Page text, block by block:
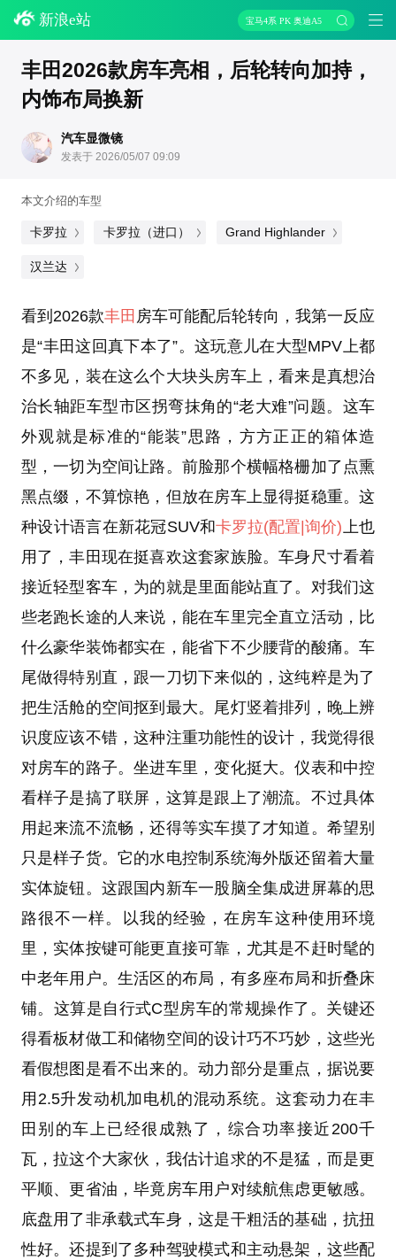
新浪e站 宝马4系 PK 奥迪A5
丰田2026款房车亮相，后轮转向加持，
内饰布局换新
汽车显微镜
发表于 2026/05/07 09:09
本文介绍的车型
卡罗拉 卡罗拉（进口） Grand Highlander
汉兰达
看到2026款丰田 房车可能配后轮转向，我第一反应
是“丰田这回真下本了”。这玩意儿在大型MPV上都
不多见，装在这么个大块头房车上，看来是真想治
治长轴距车型市区拐弯抹角的“老大难”问题。这车
外观就是标准的“能装”思路，方方正正的箱体造
型，一切为空间让路。前脸那个横幅格栅加了点熏
黑点缀，不算惊艳，但放在房车上显得挺稳重。这
种设计语言在新花冠SUV和卡罗拉(配置 |询价)上也
用了，丰田现在挺喜欢这套家族脸。车身尺寸看着
接近轻型客车，为的就是里面能站直了。对我们这
些老跑长途的人来说，能在车里完全直立活动，比
什么豪华装饰都实在，能省下不少腰背的酸痛。车
尾做得特别直，跟一刀切下来似的，这纯粹是为了
把生活舱的空间抠到最大。尾灯竖着排列，晚上辨
识度应该不错，这种注重功能性的设计，我觉得很
对房车的路子。坐进车里，变化挺大。仪表和中控
看样子是搞了联屏，这算是跟上了潮流。不过具体
用起来流不流畅，还得等实车摸了才知道。希望别
只是样子货。它的水电控制系统海外版还留着大量
实体旋钮。这跟国内新车一股脑全集成进屏幕的思
路很不一样。以我的经验，在房车这种使用环境
里，实体按键可能更直接可靠，尤其是不赶时髦的
中老年用户。生活区的布局，有多座布局和折叠床
铺。这算是自行式C型房车的常规操作了。关键还
得看板材做工和储物空间的设计巧不巧妙，这些光
看假想图是看不出来的。动力部分是重点，据说要
用2.5升发动机加电机的混动系统。这套动力在丰
田别的车上已经很成熟了，综合功率接近200千
瓦，拉这个大家伙，我估计追求的不是猛，而是更
平顺、更省油，毕竟房车用户对续航焦虑更敏感。
底盘用了非承载式车身，这是干粗活的基础，抗扭
性好。还提到了多种驾驶模式和主动悬架，这些配